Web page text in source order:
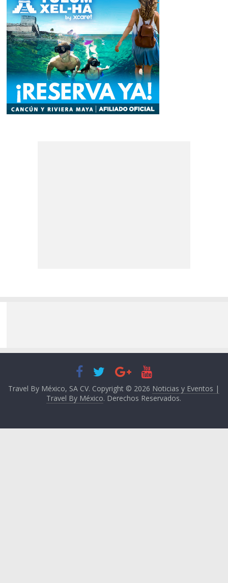
Travel By México, SA CV. Copyright © 2026 Noticias y Eventos |
Travel By México. Derechos Reservados.